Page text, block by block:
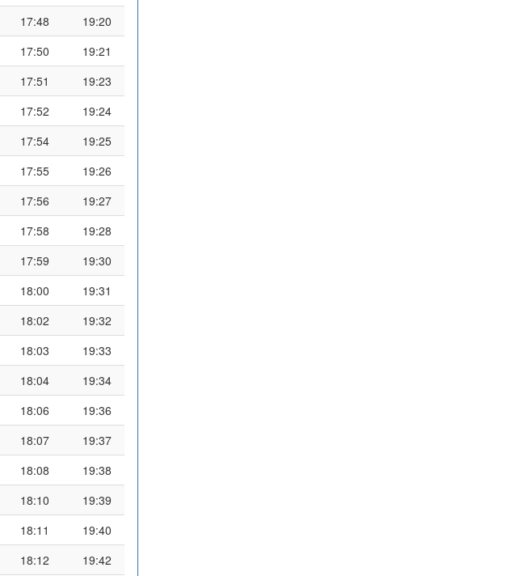
17:48
19:20
17:50
19:21
17:51
19:23
17:52
19:24
17:54
19:25
17:55
19:26
17:56
19:27
17:58
19:28
17:59
19:30
18:00
19:31
18:02
19:32
18:03
19:33
18:04
19:34
18:06
19:36
18:07
19:37
18:08
19:38
18:10
19:39
18:11
19:40
18:12
19:42